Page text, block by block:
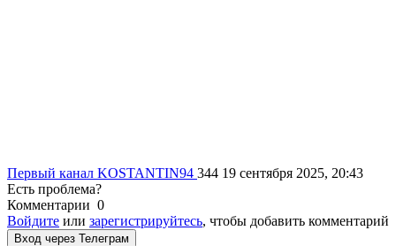
Первый канал KOSTANTIN94 344 19 сентября 2025, 20:43
Есть проблема?
Комментарии 0
Войдите или зарегистрируйтесь, чтобы добавить комментарий
Вход через Телеграм